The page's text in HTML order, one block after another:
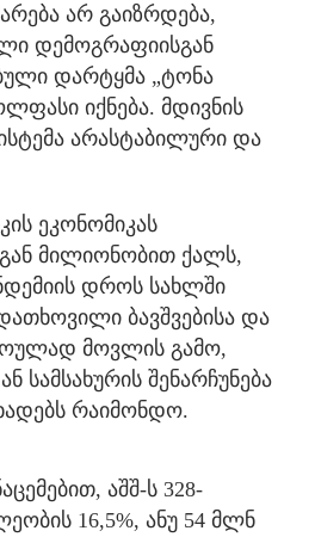
არ გაიზრდება,
დემოგრაფიისგან
დარტყმა „ტონა
იქნება. მდივნის
არასტაბილური და
ეკონომიკას
მილიონობით ქალს,
დროს სახლში
ბავშვებისა და
მოვლის გამო,
სამსახურის შენარჩუნება
რაიმონდო.
აშშ-ს 328-
16,5%, ანუ 54 მლნ